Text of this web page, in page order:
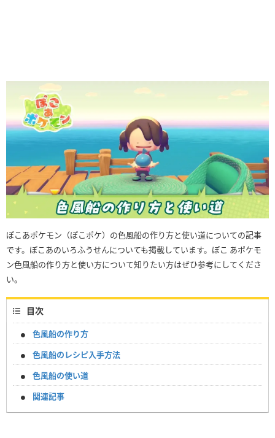
ぽこあポケモン（ぽこポケ）の色風船の作り方と使い道についての記事
です。ぽこあのいろふうせんについても掲載しています。ぽこ あポケモ
ン色風船の作り方と使い方について知りたい方はぜひ参考にしてくださ
い。
目次
色風船の作り方
色風船のレシピ入手方法
色風船の使い道
関連記事